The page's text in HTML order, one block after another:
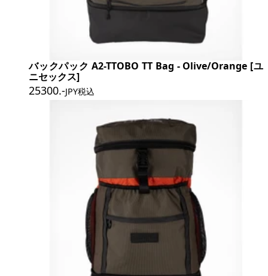
バックパック A2-TTOBO TT Bag - Olive/Orange [ユ
ニセックス]
25300.-JPY税込